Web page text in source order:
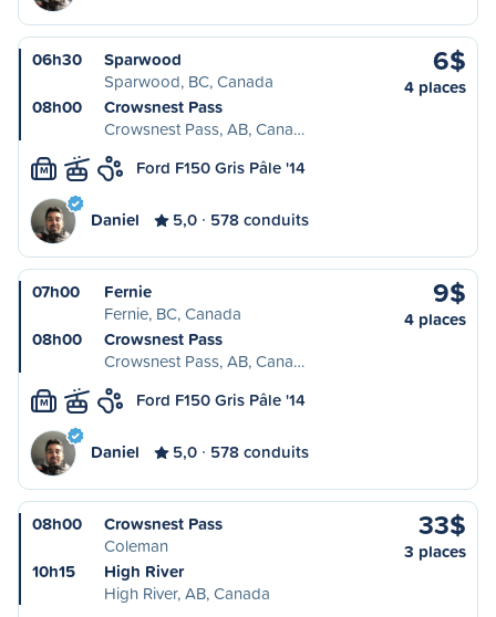
06h30
Sparwood
Sparwood, BC, Canada
08h00
Crowsnest Pass
Crowsnest Pass, AB, Cana…
6$
4 places
M Ford F150 Gris Pâle '14
Daniel 5,0 578 conduits
07h00
Fernie
Fernie, BC, Canada
08h00
Crowsnest Pass
Crowsnest Pass, AB, Cana…
9$
4 places
M Ford F150 Gris Pâle '14
Daniel 5,0 578 conduits
08h00
Crowsnest Pass
Coleman
10h15
High River
High River, AB, Canada
33$
3 places